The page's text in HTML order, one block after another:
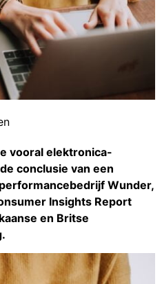
vooral elektronica-
conclusie van een
Wunder,
Insights Report
en Britse